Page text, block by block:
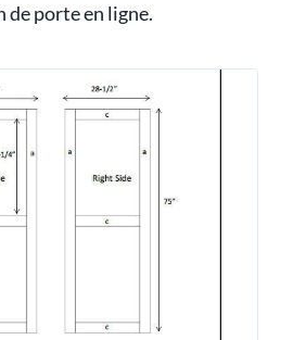
de porte en ligne.